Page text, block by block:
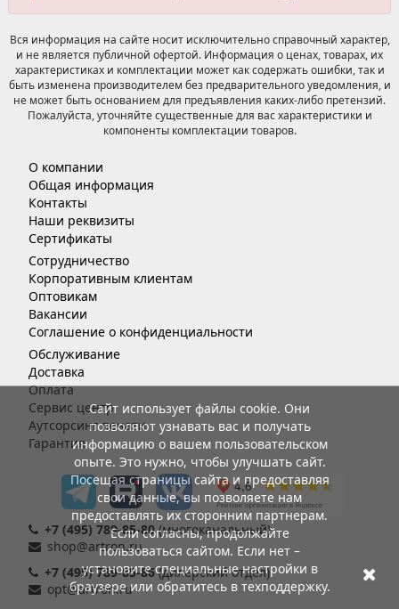
Вся информация на сайте носит исключительно справочный характер,
и не является публичной офертой. Информация о ценах, товарах, их
характеристиках и комплектации может как содержать ошибки, так и
быть изменена производителем без предварительного уведомления, и
не может быть основанием для предъявления каких-либо претензий.
Пожалуйста, уточняйте существенные для вас характеристики и
компоненты комплектации товаров.
О компании
Общая информация
Контакты
Наши реквизиты
Сертификаты
Сотрудничество
Корпоративным клиентам
Оптовикам
Вакансии
Соглашение о конфиденциальности
Обслуживание
Доставка
Оплата
Сервис центр
Аутсорсинг печати
Гарантия
+7 (495) 789-85-80(многоканальный)
shop@artron.ru
+7 (495) 789-85-86(дилерский отдел)
opt@artron.ru
Сайт использует файлы cookie. Они
позволяют узнавать вас и получать
информацию о вашем пользовательском
опыте. Это нужно, чтобы улучшать сайт.
Посещая страницы сайта и предоставляя
свои данные, вы позволяете нам
предоставлять их сторонним партнерам.
Если согласны, продолжайте
пользоваться сайтом. Если нет –
установите специальные настройки в
браузере или обратитесь в техподдержку.